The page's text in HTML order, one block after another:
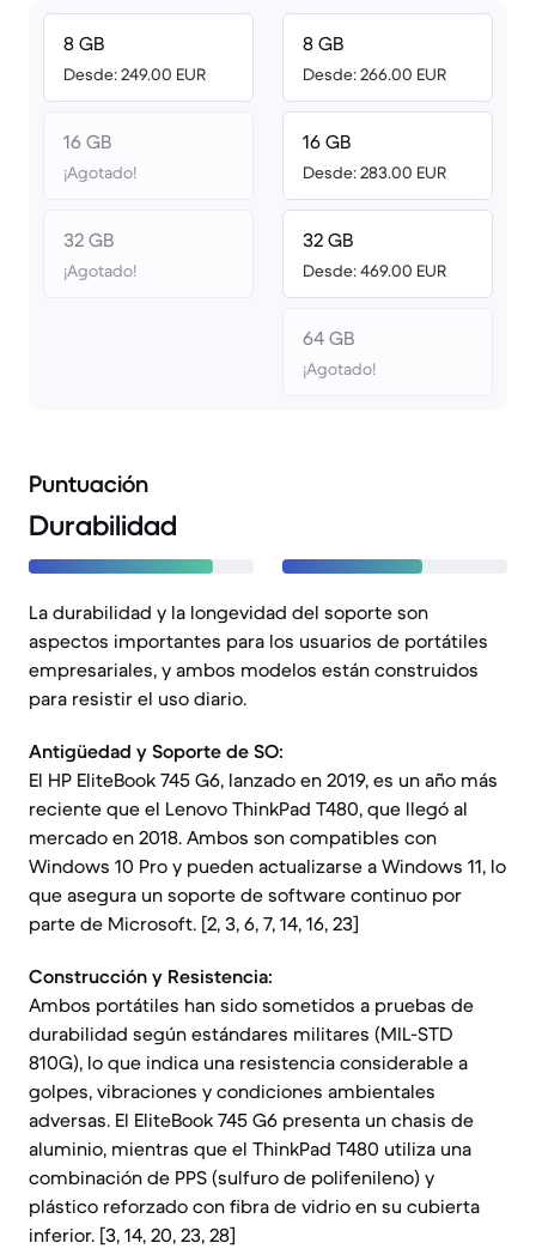
8 GB
Desde: 249.00 EUR
16 GB
¡Agotado!
32 GB
¡Agotado!
8 GB
Desde: 266.00 EUR
16 GB
Desde: 283.00 EUR
32 GB
Desde: 469.00 EUR
64 GB
¡Agotado!
Puntuación
Durabilidad
La durabilidad y la longevidad del soporte son
aspectos importantes para los usuarios de portátiles
empresariales, y ambos modelos están construidos
para resistir el uso diario.
Antigüedad y Soporte de SO:
El HP EliteBook 745 G6, lanzado en 2019, es un año más
reciente que el Lenovo ThinkPad T480, que llegó al
mercado en 2018. Ambos son compatibles con
Windows 10 Pro y pueden actualizarse a Windows 11, lo
que asegura un soporte de software continuo por
parte de Microsoft. [2, 3, 6, 7, 14, 16, 23]
Construcción y Resistencia:
Ambos portátiles han sido sometidos a pruebas de
durabilidad según estándares militares (MIL-STD
810G), lo que indica una resistencia considerable a
golpes, vibraciones y condiciones ambientales
adversas. El EliteBook 745 G6 presenta un chasis de
aluminio, mientras que el ThinkPad T480 utiliza una
combinación de PPS (sulfuro de polifenileno) y
plástico reforzado con fibra de vidrio en su cubierta
inferior. [3, 14, 20, 23, 28]